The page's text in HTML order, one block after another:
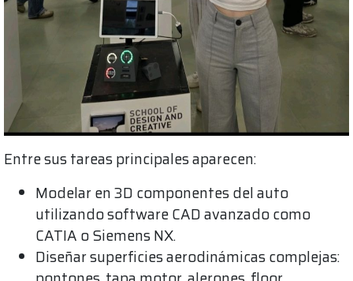
Entre sus tareas principales aparecen:
Modelar en 3D componentes del auto
utilizando software CAD avanzado como
CATIA o Siemens NX.
Diseñar superficies aerodinámicas complejas: